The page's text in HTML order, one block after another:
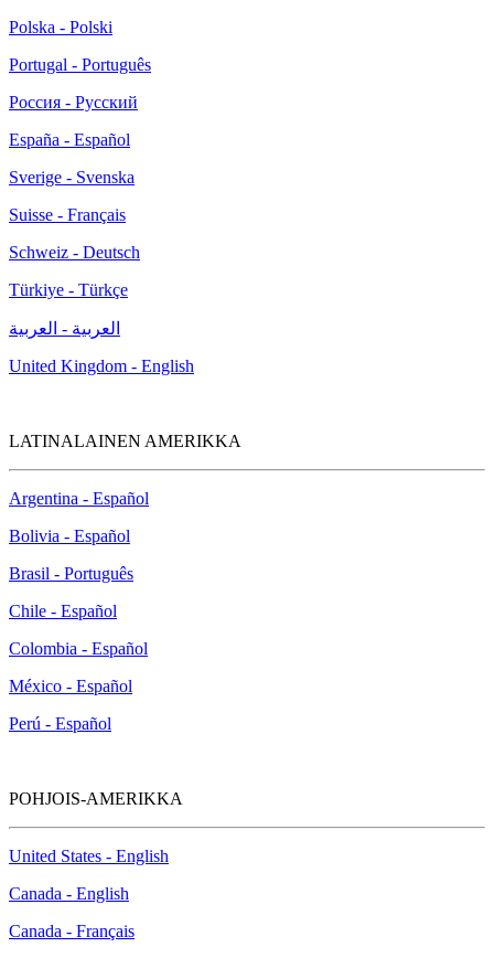
Polska - Polski
Portugal - Português
Россия - Русский
España - Español
Sverige - Svenska
Suisse - Français
Schweiz - Deutsch
Türkiye - Türkçe
العربية - العربية
United Kingdom - English
LATINALAINEN AMERIKKA
Argentina - Español
Bolivia - Español
Brasil - Português
Chile - Español
Colombia - Español
México - Español
Perú - Español
POHJOIS-AMERIKKA
United States - English
Canada - English
Canada - Français